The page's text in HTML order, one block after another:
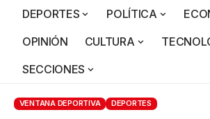
DEPORTES
POLÍTICA
OPINIÓN
CULTURA
SECCIONES
VENTANA DEPORTIVA DEPORTES